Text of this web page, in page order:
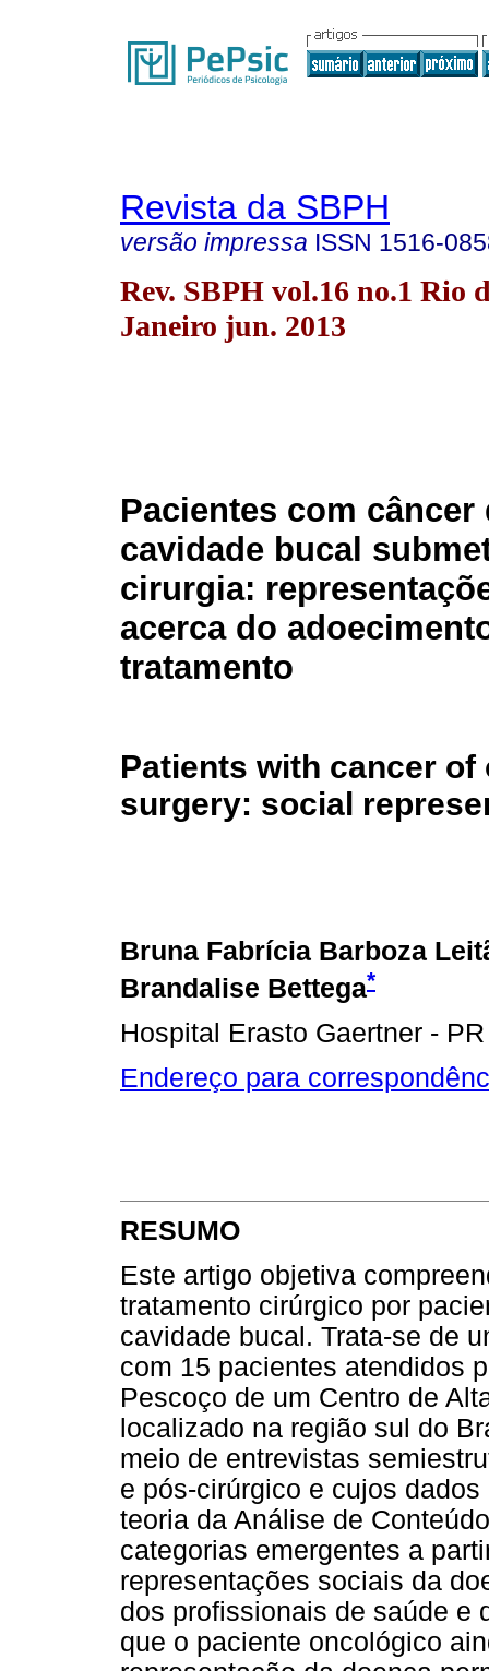
Revista da SBPH
versão impressa ISSN 1516-
Rev. SBPH vol.16 no.1 Rio
Janeiro jun. 2013
Pacientes com câncer
cavidade bucal
cirurgia:
acerca do
tratamento
Patients with cancer
surgery: social
Bruna Fabrícia Barboza
Brandalise Bettega*
Hospital Erasto Gaertner - PR
Endereço para
RESUMO
Este artigo objetiva
tratamento cirúrgico por
cavidade bucal. Trata-se de
com 15 pacientes atendidos
Pescoço de um Centro de
localizado na região sul do
meio de entrevistas
e pós-cirúrgico e cujos
teoria da Análise de
categorias emergentes a
representações sociais da
dos profissionais de saúde e
que o paciente oncológico